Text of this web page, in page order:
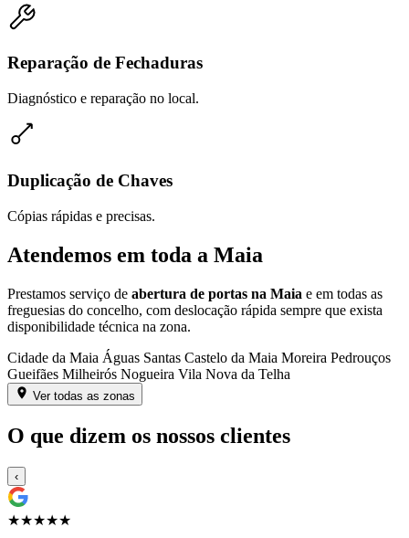
Reparação de Fechaduras
Diagnóstico e reparação no local.
Duplicação de Chaves
Cópias rápidas e precisas.
Atendemos em toda a Maia
Prestamos serviço de abertura de portas na Maia e em todas as
freguesias do concelho, com deslocação rápida sempre que exista
disponibilidade técnica na zona.
Cidade da Maia Águas Santas Castelo da Maia Moreira Pedrouços
Gueifães Milheirós Nogueira Vila Nova da Telha
Ver todas as zonas
O que dizem os nossos clientes
‹
★★★★★